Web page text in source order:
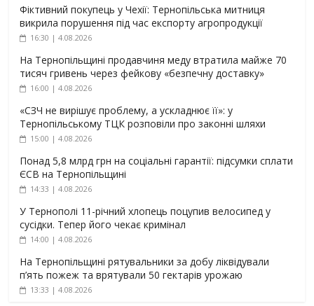
Фіктивний покупець у Чехії: Тернопільська митниця
викрила порушення під час експорту агропродукції
16:30 | 4.08.2026
На Тернопільщині продавчиня меду втратила майже 70
тисяч гривень через фейкову «безпечну доставку»
16:00 | 4.08.2026
«СЗЧ не вирішує проблему, а ускладнює її»: у
Тернопільському ТЦК розповіли про законні шляхи
15:00 | 4.08.2026
Понад 5,8 млрд грн на соціальні гарантії: підсумки сплати
ЄСВ на Тернопільщині
14:33 | 4.08.2026
У Тернополі 11-річний хлопець поцупив велосипед у
сусідки. Тепер його чекає кримінал
14:00 | 4.08.2026
На Тернопільщині рятувальники за добу ліквідували
п’ять пожеж та врятували 50 гектарів урожаю
13:33 | 4.08.2026